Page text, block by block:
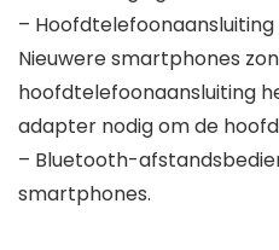
–
Nieuwere smartphones
hoofdtelefoonaansluiting
adapter nodig om de
– Bluetooth-
smartphones.